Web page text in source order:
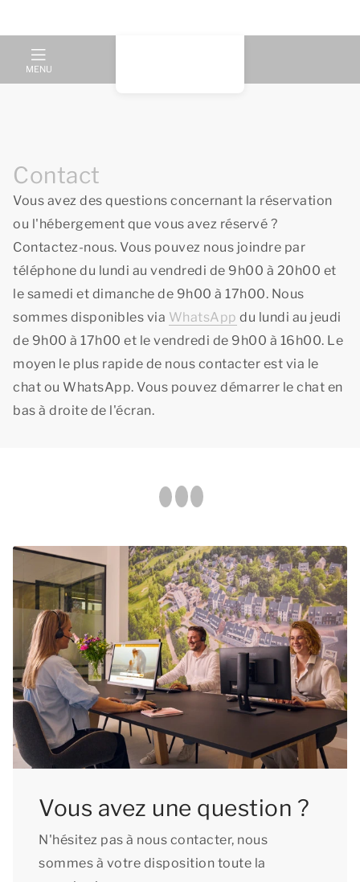
MENU
Contact
Vous avez des questions concernant la réservation
ou l'hébergement que vous avez réservé ?
Contactez-nous. Vous pouvez nous joindre par
téléphone du lundi au vendredi de 9h00 à 20h00 et
le samedi et dimanche de 9h00 à 17h00. Nous
sommes disponibles via WhatsApp du lundi au jeudi
de 9h00 à 17h00 et le vendredi de 9h00 à 16h00. Le
moyen le plus rapide de nous contacter est via le
chat ou WhatsApp. Vous pouvez démarrer le chat en
bas à droite de l'écran.
Vous avez une question ?
N'hésitez pas à nous contacter, nous
sommes à votre disposition toute la